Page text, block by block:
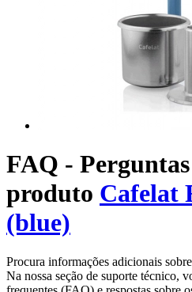
FAQ -
produto Cafelat
(blue)
Procura informações adicionais
Na nossa seção de suporte técnico,